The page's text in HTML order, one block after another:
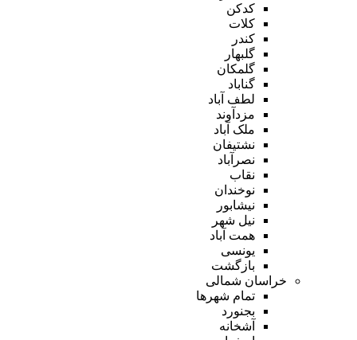
کدکن
کلات
کندر
گلبهار
گلمکان
گناباد
لطف آباد
مزدآوند
ملک آباد
نشتیفان
نصرآباد
نقاب
نوخندان
نیشابور
نیل شهر
همت آباد
یونسی
بازگشت
خراسان شمالی
تمام شهر‌ها
بجنورد
آشخانه